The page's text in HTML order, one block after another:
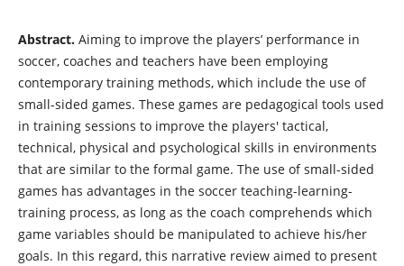
Abstract. Aiming to improve the players’ performance in
soccer, coaches and teachers have been employing
contemporary training methods, which include the use of
small-sided games. These games are pedagogical tools used
in training sessions to improve the players' tactical,
technical, physical and psychological skills in environments
that are similar to the formal game. The use of small-sided
games has advantages in the soccer teaching-learning-
training process, as long as the coach comprehends which
game variables should be manipulated to achieve his/her
goals. In this regard, this narrative review aimed to present